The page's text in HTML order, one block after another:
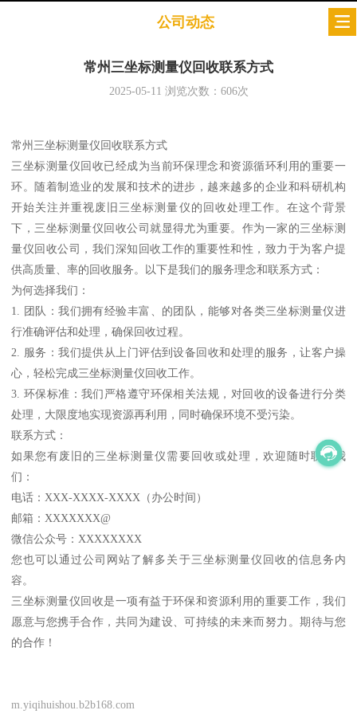
公司动态
常州三坐标测量仪回收联系方式
2025-05-11 浏览次数： 606次
常州三坐标测量仪回收联系方式
三坐标测量仪回收已经成为当前环保理念和资源循环利用的重要一
环。随着制造业的发展和技术的进步，越来越多的企业和科研机构
开始关注并重视废旧三坐标测量仪的回收处理工作。在这个背景
下，三坐标测量仪回收公司就显得尤为重要。作为一家的三坐标测
量仪回收公司，我们深知回收工作的重要性和性，致力于为客户提
供高质量、率的回收服务。以下是我们的服务理念和联系方式：
为何选择我们：
1. 团队：我们拥有经验丰富、的团队，能够对各类三坐标测量仪进
行准确评估和处理，确保回收过程。
2. 服务：我们提供从上门评估到设备回收和处理的服务，让客户操
心，轻松完成三坐标测量仪回收工作。
3. 环保标准：我们严格遵守环保相关法规，对回收的设备进行分类
处理，大限度地实现资源再利用，同时确保环境不受污染。
联系方式：
如果您有废旧的三坐标测量仪需要回收或处理，欢迎随时联系我
们：
电话：XXX-XXXX-XXXX（办公时间）
邮箱：XXXXXXX@
微信公众号：XXXXXXXX
您也可以通过公司网站了解多关于三坐标测量仪回收的信息务内
容。
三坐标测量仪回收是一项有益于环保和资源利用的重要工作，我们
愿意与您携手合作，共同为建设、可持续的未来而努力。期待与您
的合作！
m.yiqihuishou.b2b168.com